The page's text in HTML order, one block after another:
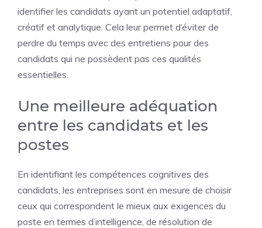
identifier les candidats ayant un potentiel adaptatif,
créatif et analytique. Cela leur permet d’éviter de
perdre du temps avec des entretiens pour des
candidats qui ne possèdent pas ces qualités
essentielles.
Une meilleure adéquation
entre les candidats et les
postes
En identifiant les compétences cognitives des
candidats, les entreprises sont en mesure de choisir
ceux qui correspondent le mieux aux exigences du
poste en termes d’intelligence, de résolution de